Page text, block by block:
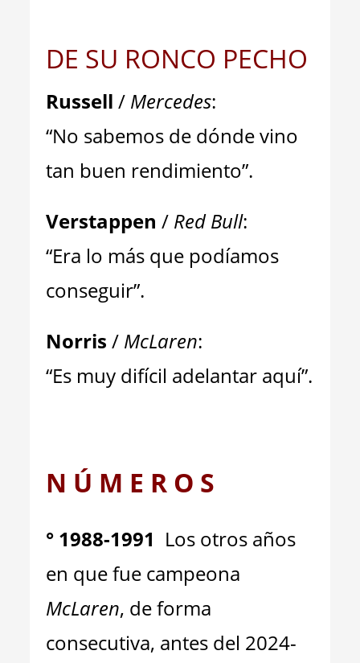
DE SU RONCO PECHO
Russell/ Mercedes:
“No sabemos de dónde vino
tan buen rendimiento”.
Verstappen/ Red Bull:
“Era lo más que podíamos
conseguir”.
Norris/ McLaren:
“Es muy difícil adelantar aquí”.
N Ú M E R O S
° 1988-1991 Los otros años
en que fue campeona
McLaren, de forma
consecutiva, antes del 2024-